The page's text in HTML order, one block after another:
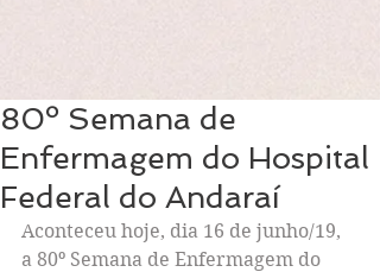
80º Semana de
Enfermagem do Hospital
Federal do Andaraí
Aconteceu hoje, dia 16 de junho/19,
a 80º Semana de Enfermagem do